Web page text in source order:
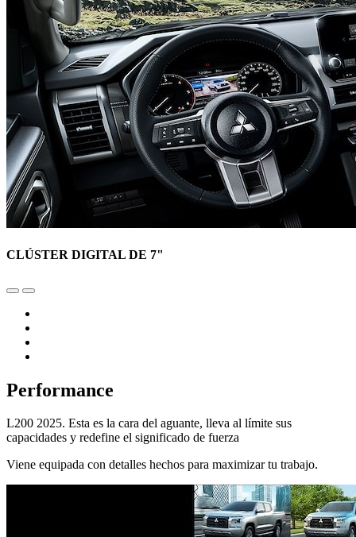
CLÚSTER DIGITAL DE 7"
Performance
L200 2025. Esta es la cara del aguante, lleva al límite sus
capacidades y redefine el significado de fuerza
Viene equipada con detalles hechos para maximizar tu trabajo.